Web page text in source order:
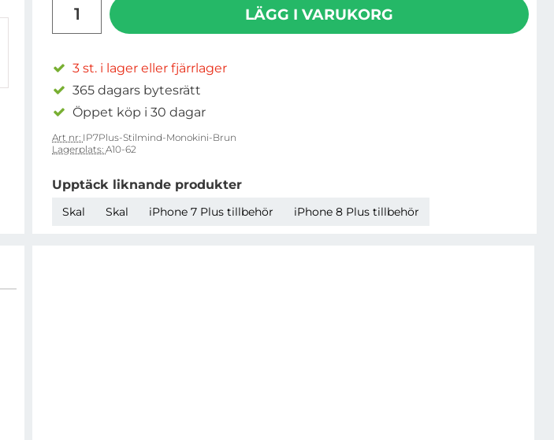
LÄGG I VARUKORG
3 st. i lager eller fjärrlager
365 dagars bytesrätt
Öppet köp i 30 dagar
Art nr: IP7Plus-Stilmind-Monokini-Brun
Lagerplats: A10-62
Upptäck liknande produkter
Skal Skal iPhone 7 Plus tillbehör iPhone 8 Plus tillbehör